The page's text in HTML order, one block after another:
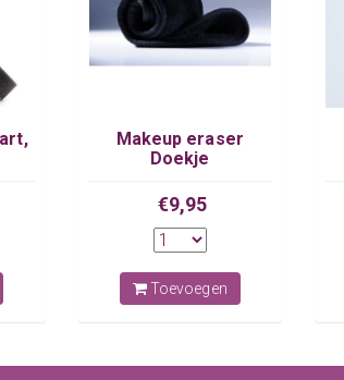
Makeup eraser
Doekje
€9,95
Toevoegen